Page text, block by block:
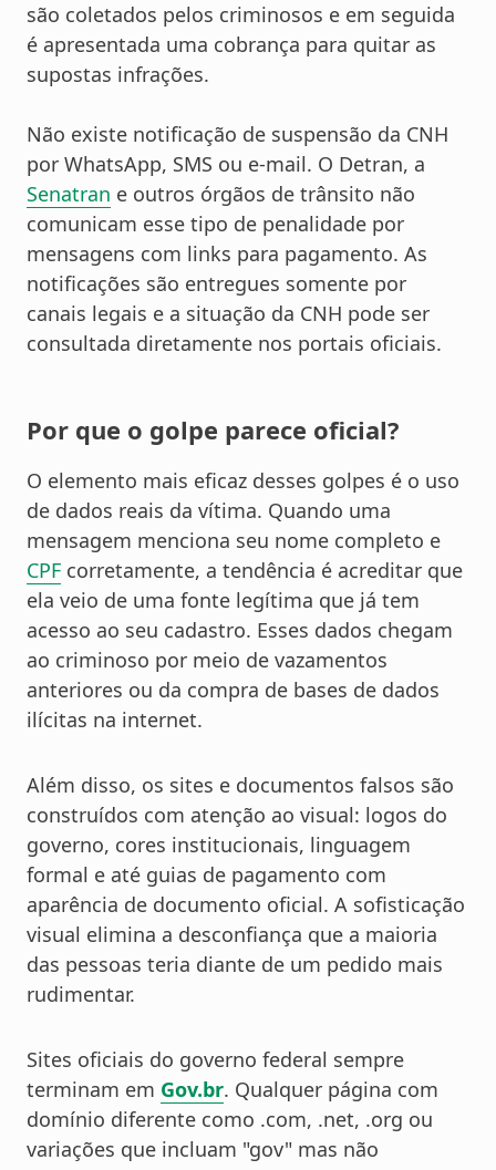
são coletados pelos criminosos e em seguida
é apresentada uma cobrança para quitar as
supostas infrações.
Não existe notificação de suspensão da CNH
por WhatsApp, SMS ou e-mail. O Detran, a
Senatran e outros órgãos de trânsito não
comunicam esse tipo de penalidade por
mensagens com links para pagamento. As
notificações são entregues somente por
canais legais e a situação da CNH pode ser
consultada diretamente nos portais oficiais.
Por que o golpe parece oficial?
O elemento mais eficaz desses golpes é o uso
de dados reais da vítima. Quando uma
mensagem menciona seu nome completo e
CPF corretamente, a tendência é acreditar que
ela veio de uma fonte legítima que já tem
acesso ao seu cadastro. Esses dados chegam
ao criminoso por meio de vazamentos
anteriores ou da compra de bases de dados
ilícitas na internet.
Além disso, os sites e documentos falsos são
construídos com atenção ao visual: logos do
governo, cores institucionais, linguagem
formal e até guias de pagamento com
aparência de documento oficial. A sofisticação
visual elimina a desconfiança que a maioria
das pessoas teria diante de um pedido mais
rudimentar.
Sites oficiais do governo federal sempre
terminam em Gov.br. Qualquer página com
domínio diferente como .com, .net, .org ou
variações que incluam "gov" mas não